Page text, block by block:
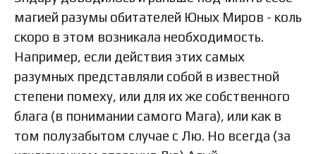
магией разумы обитателей Юных Миров - коль
скоро в этом возникала необходимость.
Например, если действия этих самых
разумных представляли собой в известной
степени помеху, или для их же собственного
блага (в понимании самого Мага), или как в
том полузабытом случае с Лю. Но всегда (за